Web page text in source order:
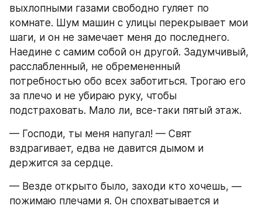
выхлопными газами свободно гуляет по
комнате. Шум машин с улицы перекрывает мои
шаги, и он не замечает меня до последнего.
Наедине с самим собой он другой. Задумчивый,
расслабленный, не обремененный
потребностью обо всех заботиться. Трогаю его
за плечо и не убираю руку, чтобы
подстраховать. Мало ли, все-таки пятый этаж.
— Господи, ты меня напугал! — Свят
вздрагивает, едва не давится дымом и
держится за сердце.
— Везде открыто было, заходи кто хочешь, —
пожимаю плечами я. Он спохватывается и